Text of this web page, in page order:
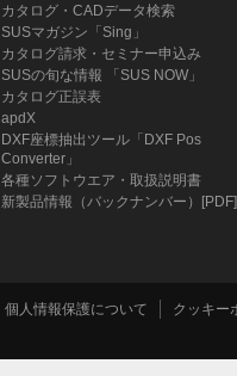
カタログ・CADデータ検索
SUSマガジン「Sing」
カタログ請求・セミナー申込み
SUSの旬な情報 「SUS NOW」
カタログ正誤表
apdX
DXF座標抽出ツール「DXF Pos
Converter」
各種ソフトウエア・取扱説明書
新製品情報（バックナンバー）[PDF]
個人情報保護について クッキー